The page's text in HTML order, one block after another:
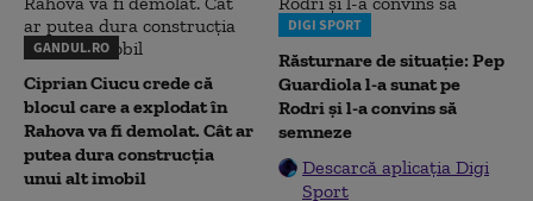
GANDUL.RO
Ciprian Ciucu crede că
blocul care a explodat în
Rahova va fi demolat. Cât ar
putea dura construcția
unui alt imobil
DIGI SPORT
Răsturnare de situație: Pep
Guardiola l-a sunat pe
Rodri și l-a convins să
semneze
Descarcă aplicația Digi
Sport